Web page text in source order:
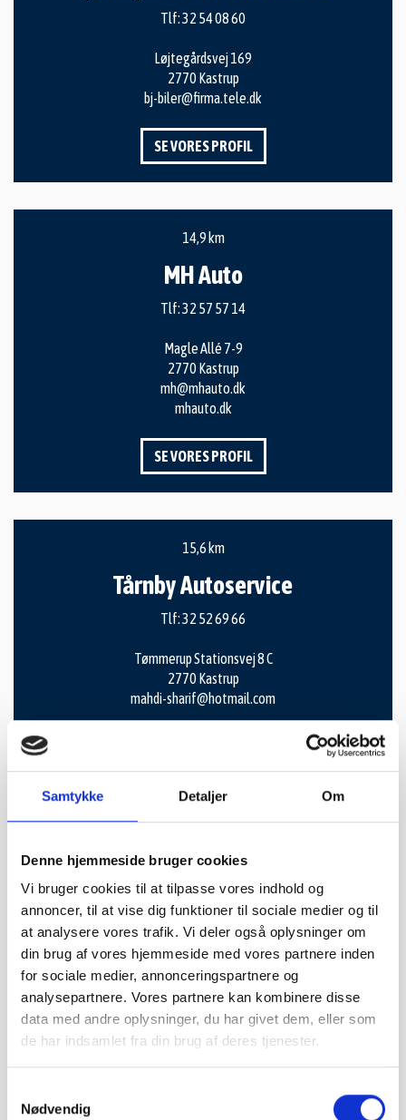
Samtykke Detaljer Om
Denne hjemmeside bruger cookies
Vi bruger cookies til at tilpasse vores indhold og
annoncer, til at vise dig funktioner til sociale medier og til
at analysere vores trafik. Vi deler også oplysninger om
din brug af vores hjemmeside med vores partnere inden
for sociale medier, annonceringspartnere og
analysepartnere. Vores partnere kan kombinere disse
data med andre oplysninger, du har givet dem, eller som
de har indsamlet fra din brug af deres tjenester.
Nødvendig
Tlf:32 54 08 60
Løjtegårdsvej 169
2770 Kastrup
bj-biler@firma.tele.dk
SE VORES PROFIL
14,9 km
MH Auto
Tlf:32 57 57 14
Magle Allé 7-9
2770 Kastrup
mh@mhauto.dk
mhauto.dk
SE VORES PROFIL
15,6 km
Tårnby Autoservice
Tlf:32 52 69 66
Tømmerup Stationsvej 8 C
2770 Kastrup
mahdi-sharif@hotmail.com
Furesø Auto ApS
Tlf:44 99 73 81
Hørmarken 8
3520 Farum
info@furesoeauto.dk
www.furesoeauto.dk